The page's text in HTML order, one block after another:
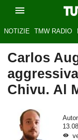
NOTIZIE TMW RADIO
Carlos
Chivu. Al